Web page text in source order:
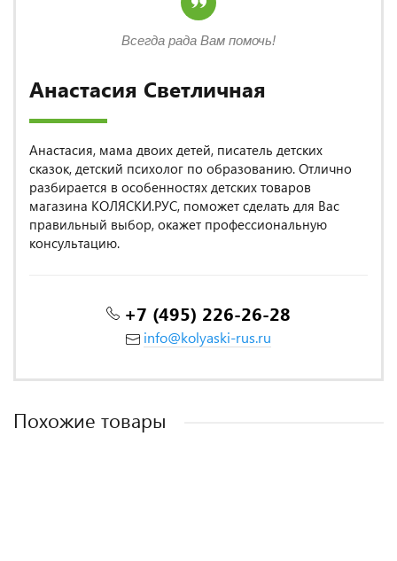
Анастасия Светличная
Анастасия, мама двоих детей, писатель детских
сказок, детский психолог по образованию. Отлично
разбирается в особенностях детских товаров
магазина КОЛЯСКИ.РУС, поможет сделать для Вас
правильный выбор, окажет профессиональную
консультацию.
+7 (495) 226-26-28
info@kolyaski-rus.ru
Всегда рада Вам помочь!
Похожие товары